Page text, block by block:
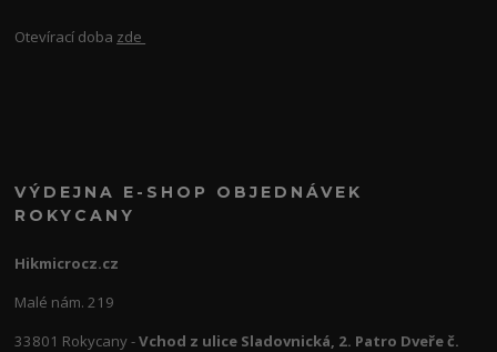
Otevírací doba zde
VÝDEJNA E-SHOP OBJEDNÁVEK
ROKYCANY
Hikmicrocz.cz
Malé nám. 219
33801 Rokycany -Vchod z ulice Sladovnická, 2. Patro Dveře č.